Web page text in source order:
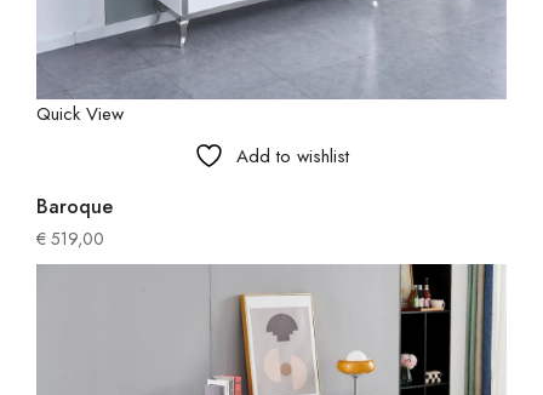
Quick View
Add to wishlist
Baroque
€ 519,00